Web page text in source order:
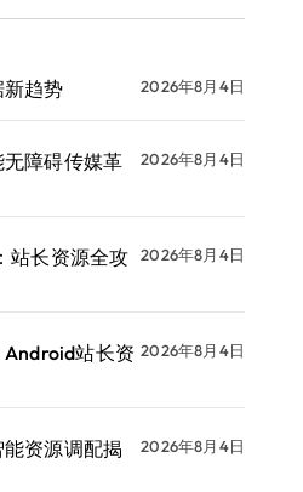
趋势 2026年8月4日
障碍传媒革
2026年8月4日
站长资源全攻
2026年8月4日
站长资 2026年8月4日
资源调配揭
2026年8月4日